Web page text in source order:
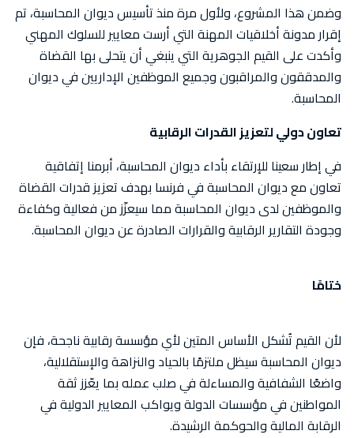
وضمن هذا المشروع، ولأول مرة منذ تأسيس ديوان المحاسبة، تم
إقرار مدونة أخلاقيات المهنة التي أرست معايير للسلوك المهني
وأكدت على القيم الجوهرية التي ينبغي أن يتحلى بها القضاة
والمدققون والمراقبون وجميع الموظفين الإداريين في ديوان
المحاسبة.
تعاون دولي لتعزيز القدرات الرقابية
في إطار سعينا للإرتقاء بأداء ديوان المحاسبة، أبرمنا إتفاقية
تعاون مع ديوان المحاسبة في فرنسا بهدف تعزيز قدرات القضاة
والموظفين لدى ديوان المحاسبة مما سيعزّز من فعالية وكفاءة
وجودة التقارير الرقابية والقرارات الصادرة عن ديوان المحاسبة.
ختامًا
لأن القيم تُشكل الأساس المتين لأي مؤسسة رقابية ناجحة، فإن
ديوان المحاسبة سيظل ملتزمًا بالحياد والنزاهة والإستقلالية،
واضعًا الشفافية والمساءلة في صلب عمله بما يعّزز ثقة
المواطنين في مؤسسات الدولة ويواكب المعايير الدولية في
الرقابة المالية والحوكمة الرشيدة.